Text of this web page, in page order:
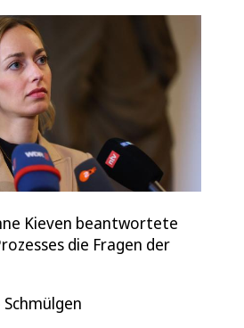
Kieven beantwortete
die Fragen der